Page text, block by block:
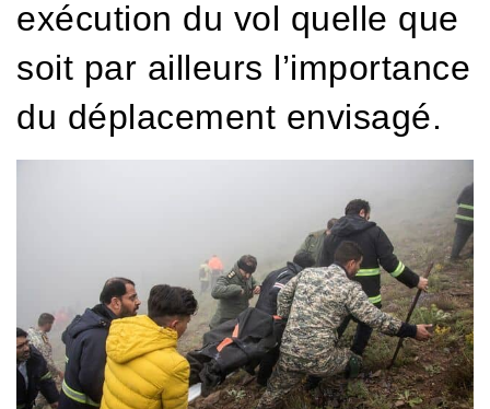
exécution du vol quelle que
soit par ailleurs l’importance
du déplacement envisagé.